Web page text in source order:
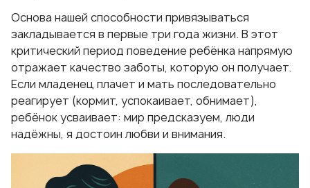
Основа нашей способности привязываться
закладывается в первые три года жизни. В этот
критический период поведение ребёнка напрямую
отражает качество заботы, которую он получает.
Если младенец плачет и мать последовательно
реагирует (кормит, успокаивает, обнимает),
ребёнок усваивает: мир предсказуем, люди
надёжны, я достоин любви и внимания.